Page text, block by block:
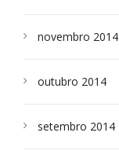
novembro 2014
outubro 2014
setembro 2014